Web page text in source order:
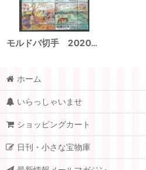
モルドバ切手 2020年 伝統民俗学 小型シート
ホーム
いらっしゃいませ
ショッピングカート
日刊・小さな宝物庫